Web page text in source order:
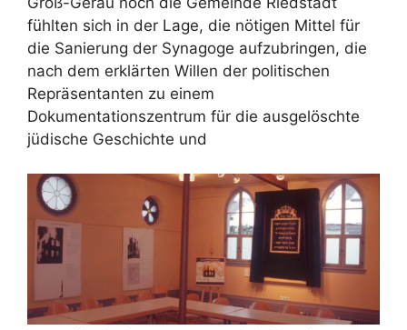
fühlten sich in der Lage, die nötigen Mittel für
die Sanierung der Synagoge aufzubringen, die
nach dem erklärten Willen der politischen
Repräsentanten zu einem
Dokumentationszentrum für die ausgelöschte
jüdische Geschichte und